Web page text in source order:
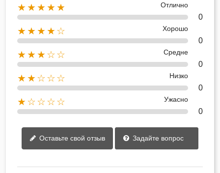
★★★★★ Отлично
0
★★★★☆ Хорошо
0
★★★☆☆ Средне
0
★★☆☆☆ Низко
0
★☆☆☆☆ Ужасно
0
Оставьте свой отзыв Задайте вопрос